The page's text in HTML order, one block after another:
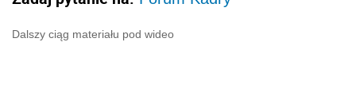
Dalszy ciąg materiału pod wideo